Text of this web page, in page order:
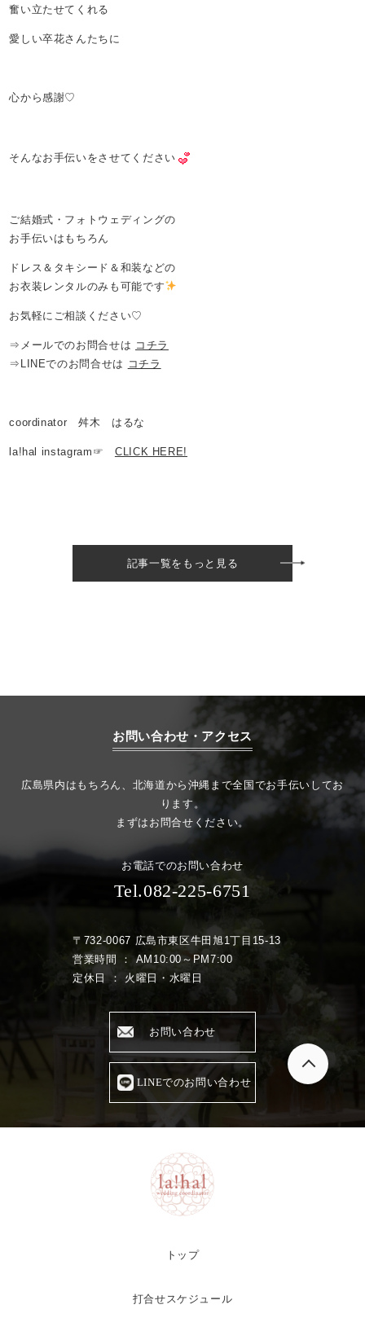
奮い立たせてくれる
愛しい卒花さんたちに
心から感謝♡
そんなお手伝いをさせてください
ご結婚式・フォトウェディングの
お手伝いはもちろん
ドレス＆タキシード＆和装などの
お衣装レンタルのみも可能です
お気軽にご相談ください♡
⇒メールでのお問合せは コチラ
⇒LINEでのお問合せは コチラ
coordinator 舛木 はるな
la!hal instagram☞ CLICK HERE!
記事一覧をもっと見る
お問い合わせ・アクセス
広島県内はもちろん、北海道から沖縄まで全国でお手伝いしてお
ります。
まずはお問合せください。
お電話でのお問い合わせ
Tel.082-225-6751
〒732-0067 広島市東区牛田旭1丁目15-13
営業時間 ： AM10:00～PM7:00
定休日 ： 火曜日・水曜日
お問い合わせ
LINEでのお問い合わせ
トップ
打合せスケジュール